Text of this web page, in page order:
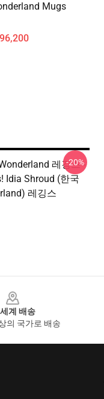
Mugs
레깅스 -
Idia Shroud (한국
레깅스
-20%
계 배송
의 국가로 배송